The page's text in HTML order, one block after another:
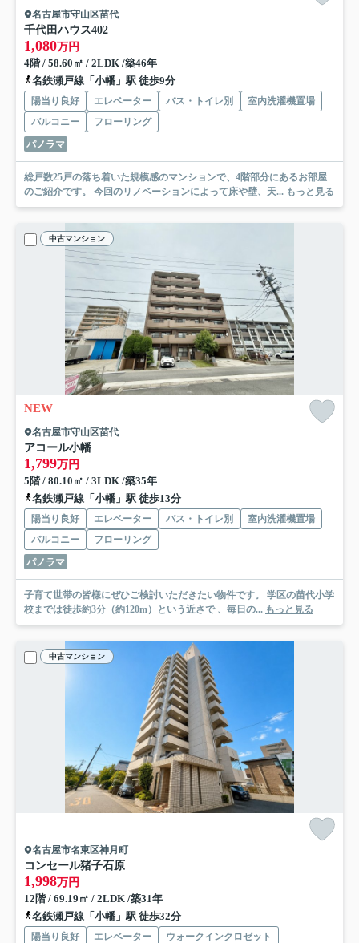
名古屋市守山区苗代
千代田ハウス402
1,080万円
4階 / 58.60㎡ / 2LDK /築46年
名鉄瀬戸線「小幡」駅 徒歩9分
陽当り良好 エレベーター バス・トイレ別
室内洗濯機置場
バルコニー
フローリング
パノラマ
総戸数25戸の落ち着いた規模感のマンションで、4階部分にあるお部屋
のご紹介です。 今回のリノベーションによって床や壁、天... もっと見る
中古マンション
NEW
名古屋市守山区苗代
アコール小幡
1,799万円
5階 / 80.10㎡ / 3LDK /築35年
名鉄瀬戸線「小幡」駅 徒歩13分
陽当り良好 エレベーター バス・トイレ別
室内洗濯機置場
バルコニー
フローリング
パノラマ
子育て世帯の皆様にぜひご検討いただきたい物件です。 学区の苗代小学
校までは徒歩約3分（約120m）という近さで 、毎日の... もっと見る
中古マンション
名古屋市名東区神月町
コンセール猪子石原
1,998万円
12階 / 69.19㎡ / 2LDK /築31年
名鉄瀬戸線「小幡」駅 徒歩32分
陽当り良好 エレベーター
ウォークインクロゼット